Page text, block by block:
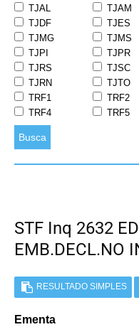
TJAL
TJAM
TJDF
TJES
TJMG
TJMS
TJPI
TJPR
TJRS
TJSC
TJRN
TJTO
TRF1
TRF2
TRF4
TRF5
Busca
STF Inq 2632
EMB.DECL.NO
RESULTADO SIMPLES
Ementa